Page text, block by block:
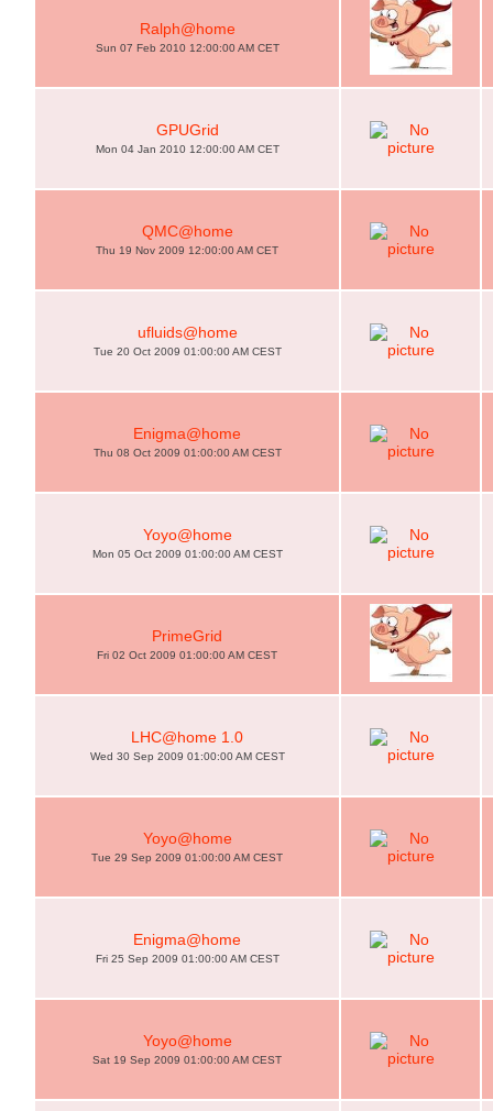
Ralph@home
Sun 07 Feb 2010 12:00:00 AM CET
GPUGrid
Mon 04 Jan 2010 12:00:00 AM CET
QMC@home
Thu 19 Nov 2009 12:00:00 AM CET
ufluids@home
Tue 20 Oct 2009 01:00:00 AM CEST
Enigma@home
Thu 08 Oct 2009 01:00:00 AM CEST
Yoyo@home
Mon 05 Oct 2009 01:00:00 AM CEST
PrimeGrid
Fri 02 Oct 2009 01:00:00 AM CEST
LHC@home 1.0
Wed 30 Sep 2009 01:00:00 AM CEST
Yoyo@home
Tue 29 Sep 2009 01:00:00 AM CEST
Enigma@home
Fri 25 Sep 2009 01:00:00 AM CEST
Yoyo@home
Sat 19 Sep 2009 01:00:00 AM CEST